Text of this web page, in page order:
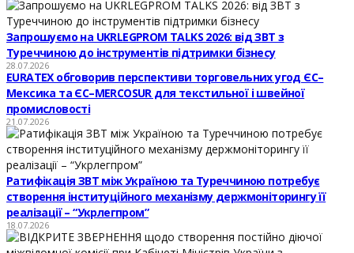
Запрошуємо на UKRLEGPROM TALKS 2026: від ЗВТ з
Туреччиною до інструментів підтримки бізнесу
28.07.2026
EURATEX обговорив перспективи торговельних угод ЄС–
Мексика та ЄС–MERCOSUR для текстильної і швейної
промисловості
21.07.2026
Ратифікація ЗВТ між Україною та Туреччиною потребує
створення інституційного механізму держмоніторингу її
реалізації – “Укрлегпром”
18.07.2026